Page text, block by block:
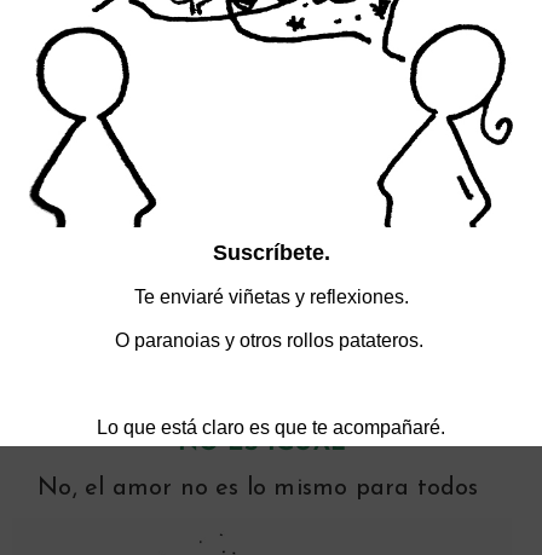
ABRIR ESTA PUERTA
NO ES IGUAL
No, el amor no es lo mismo para todos